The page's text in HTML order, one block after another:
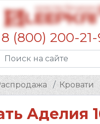
8 (800) 200-21-
Кровати
Аделия